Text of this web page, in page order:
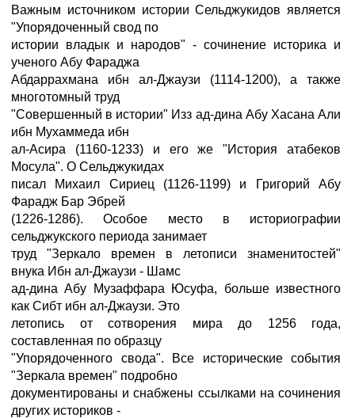
Важным источником истории Сельджукидов является
"Упорядоченный свод по
истории владык и народов" - сочинение историка и
ученого Абу Фараджа
Абдаррахмана ибн ал-Джаузи (1114-1200), а также
многотомный труд
"Совершенный в истории" Изз ад-дина Абу Хасана Али
ибн Мухаммеда ибн
ал-Асира (1160-1233) и его же "История атабеков
Мосула". О Сельджукидах
писал Михаил Сириец (1126-1199) и Григорий Абу
Фарадж Бар Эбрей
(1226-1286). Особое место в историографии
сельджукского периода занимает
труд "Зеркало времен в летописи знаменитостей"
внука Ибн ал-Джаузи - Шамс
ад-дина Абу Музаффара Юсуфа, больше известного
как Сибт ибн ал-Джаузи. Это
летопись от сотворения мира до 1256 года,
составленная по образцу
"Упорядоченного свода". Все исторические события
"Зеркала времен" подробно
документированы и снабжены ссылками на сочинения
других историков -